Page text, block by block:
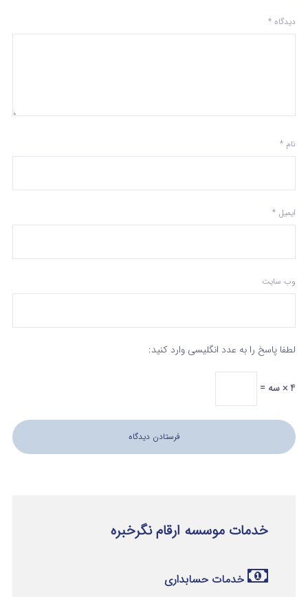
دیدگاه *
نام *
ایمیل *
وب‌ سایت
لطفا پاسخ را به عدد انگلیسی وارد کنید:
4 × سه =
خدمات موسسه ارقام نگرخبره
خدمات حسابداری